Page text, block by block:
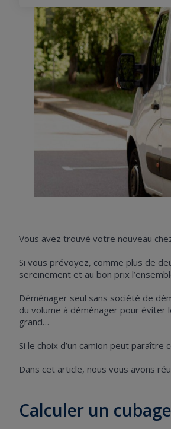
Vous avez trouvé votre nouveau
Si vous prévoyez, comme plus de
sereinement et au bon prix
Déménager seul sans société de
du volume à déménager pour éviter
grand…
Si le choix d’un camion peut
Dans cet article, nous vous avons
Calculer un